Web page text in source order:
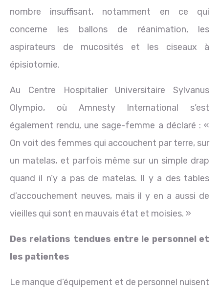
nombre insuffisant, notamment en ce qui
concerne les ballons de réanimation, les
aspirateurs de mucosités et les ciseaux à
épisiotomie.
Au Centre Hospitalier Universitaire Sylvanus
Olympio, où Amnesty International s’est
également rendu, une sage-femme a déclaré : «
On voit des femmes qui accouchent par terre, sur
un matelas, et parfois même sur un simple drap
quand il n’y a pas de matelas. Il y a des tables
d’accouchement neuves, mais il y en a aussi de
vieilles qui sont en mauvais état et moisies. »
Des relations tendues entre le personnel et
les patientes
Le manque d’équipement et de personnel nuisent